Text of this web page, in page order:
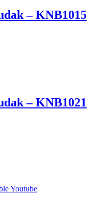
– KNB1015
– KNB1021
Youtube